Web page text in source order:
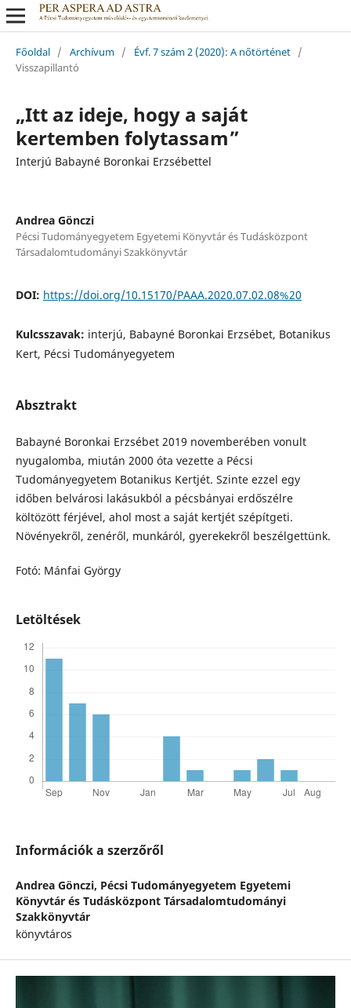
Főoldal / Archívum / Évf. 7 szám 2 (2020): A nőtörténet /
Visszapillantó
„Itt az ideje, hogy a saját
kertemben folytassam”
Interjú Babayné Boronkai Erzsébettel
Andrea Gönczi
Pécsi Tudományegyetem Egyetemi Könyvtár és Tudásközpont
Társadalomtudományi Szakkönyvtár
DOI: https://doi.org/10.15170/PAAA.2020.07.02.08%20
Kulcsszavak: interjú, Babayné Boronkai Erzsébet, Botanikus
Kert, Pécsi Tudományegyetem
Absztrakt
Babayné Boronkai Erzsébet 2019 novemberében vonult
nyugalomba, miután 2000 óta vezette a Pécsi
Tudományegyetem Botanikus Kertjét. Szinte ezzel egy
időben belvárosi lakásukból a pécsbányai erdőszélre
költözött férjével, ahol most a saját kertjét szépítgeti.
Növényekről, zenéről, munkáról, gyerekekről beszélgettünk.
Fotó: Mánfai György
Letöltések
Információk a szerzőről
Andrea Gönczi, Pécsi Tudományegyetem Egyetemi
Könyvtár és Tudásközpont Társadalomtudományi
Szakkönyvtár
könyvtáros